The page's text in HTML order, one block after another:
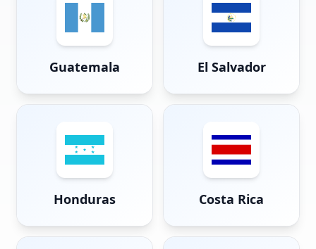
Guatemala El Salvador
Honduras Costa Rica